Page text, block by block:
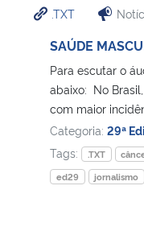
Ministério da Cidadania
Ministério de Minas e Energia
Ministério da Ciência,
Ministério do Meio Ambiente
.TXT
SAÚDE
Para escutar o
abaixo: No
com maior
Categoria: 29ª
Tags:
.TXT
ed29
jornalismo